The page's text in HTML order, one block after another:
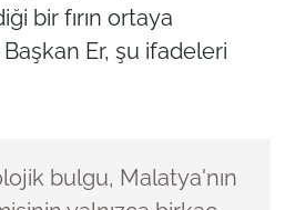
bir fırın ortaya
Başkan Er, şu ifadeleri
bulgu, Malatya'nın